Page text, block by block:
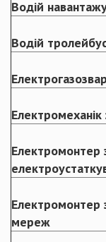
Водій
Водій
Електромеханік
Електромонтер
Електромонтер
мереж